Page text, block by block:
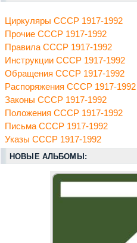
Циркуляры СССР 1917-1992
Прочие СССР 1917-1992
Правила СССР 1917-1992
Инструкции СССР 1917-1992
Обращения СССР 1917-1992
Распоряжения СССР 1917-1992
Законы СССР 1917-1992
Положения СССР 1917-1992
Письма СССР 1917-1992
Указы СССР 1917-1992
НОВЫЕ АЛЬБОМЫ: